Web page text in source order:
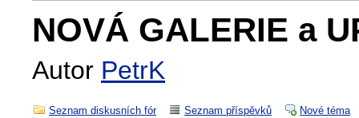
NOVÁ GALERIE a
Autor PetrK
Seznam diskusních fór Seznam příspěvků Nové téma